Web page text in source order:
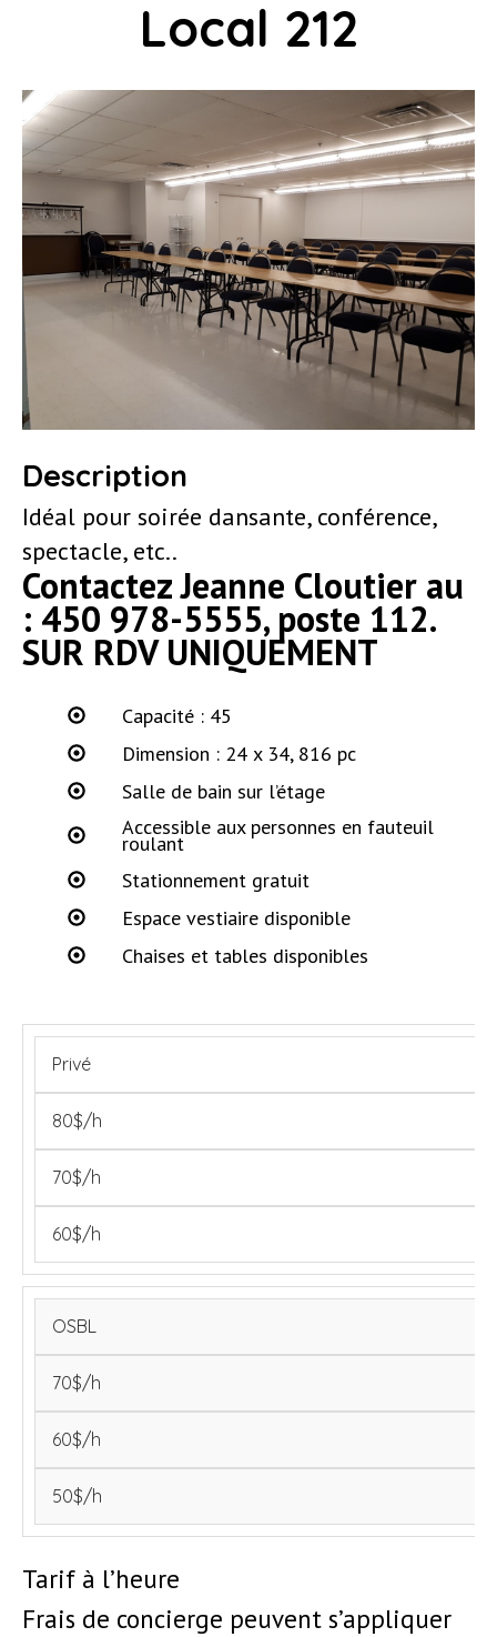
INFOLETTRE CONTACT
Local 212
Description
Idéal pour soirée dansante, conférence,
spectacle, etc..
Contactez Jeanne Cloutier au
: 450 978-5555, poste 112.
SUR RDV UNIQUEMENT
Capacité : 45
Dimension : 24 x 34, 816 pc
Salle de bain sur l’étage
Accessible aux personnes en fauteuil
roulant
Stationnement gratuit
Espace vestiaire disponible
Chaises et tables disponibles
Privé
80$/h
70$/h
60$/h
OSBL
70$/h
60$/h
50$/h
Tarif à l’heure
Frais de concierge peuvent s’appliquer